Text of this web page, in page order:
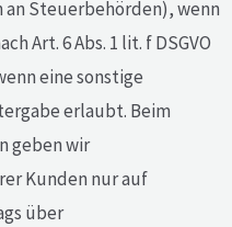
an Steuerbehörden), wenn
Art. 6 Abs. 1 lit. f DSGVO
eine sonstige
erlaubt. Beim
geben wir
Kunden nur auf
über